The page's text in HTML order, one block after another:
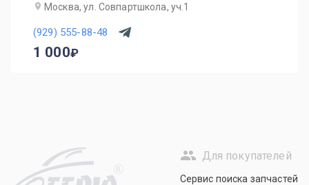
Москва, ул. Совпартшкола, уч.1
(929) 555-88-48
1 000
R
Для покупателей
Сервис поиска запчастей